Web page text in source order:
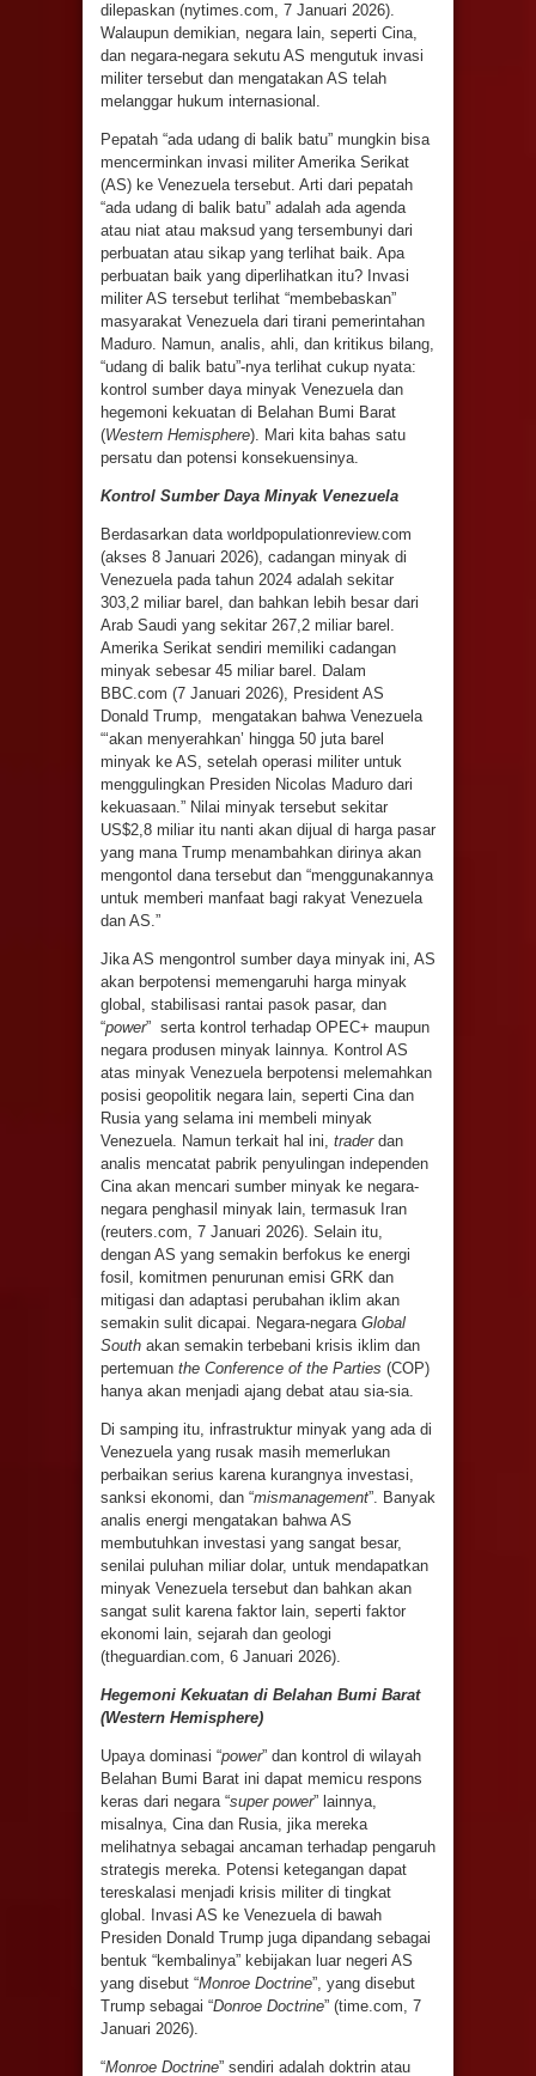
dilepaskan (nytimes.com, 7 Januari 2026).
Walaupun demikian, negara lain, seperti Cina,
dan negara-negara sekutu AS mengutuk invasi
militer tersebut dan mengatakan AS telah
melanggar hukum internasional.
Pepatah “ada udang di balik batu” mungkin bisa
mencerminkan invasi militer Amerika Serikat
(AS) ke Venezuela tersebut. Arti dari pepatah
“ada udang di balik batu” adalah ada agenda
atau niat atau maksud yang tersembunyi dari
perbuatan atau sikap yang terlihat baik. Apa
perbuatan baik yang diperlihatkan itu? Invasi
militer AS tersebut terlihat “membebaskan”
masyarakat Venezuela dari tirani pemerintahan
Maduro. Namun, analis, ahli, dan kritikus bilang,
“udang di balik batu”-nya terlihat cukup nyata:
kontrol sumber daya minyak Venezuela dan
hegemoni kekuatan di Belahan Bumi Barat
(Western Hemisphere). Mari kita bahas satu
persatu dan potensi konsekuensinya.
Kontrol Sumber Daya Minyak Venezuela
Berdasarkan data worldpopulationreview.com
(akses 8 Januari 2026), cadangan minyak di
Venezuela pada tahun 2024 adalah sekitar
303,2 miliar barel, dan bahkan lebih besar dari
Arab Saudi yang sekitar 267,2 miliar barel.
Amerika Serikat sendiri memiliki cadangan
minyak sebesar 45 miliar barel. Dalam
BBC.com (7 Januari 2026), President AS
Donald Trump, mengatakan bahwa Venezuela
“‘akan menyerahkan’ hingga 50 juta barel
minyak ke AS, setelah operasi militer untuk
menggulingkan Presiden Nicolas Maduro dari
kekuasaan.” Nilai minyak tersebut sekitar
US$2,8 miliar itu nanti akan dijual di harga pasar
yang mana Trump menambahkan dirinya akan
mengontol dana tersebut dan “menggunakannya
untuk memberi manfaat bagi rakyat Venezuela
dan AS.”
Jika AS mengontrol sumber daya minyak ini, AS
akan berpotensi memengaruhi harga minyak
global, stabilisasi rantai pasok pasar, dan
“power” serta kontrol terhadap OPEC+ maupun
negara produsen minyak lainnya. Kontrol AS
atas minyak Venezuela berpotensi melemahkan
posisi geopolitik negara lain, seperti Cina dan
Rusia yang selama ini membeli minyak
Venezuela. Namun terkait hal ini, traderdan
analis mencatat pabrik penyulingan independen
Cina akan mencari sumber minyak ke negara-
negara penghasil minyak lain, termasuk Iran
(reuters.com, 7 Januari 2026). Selain itu,
dengan AS yang semakin berfokus ke energi
fosil, komitmen penurunan emisi GRK dan
mitigasi dan adaptasi perubahan iklim akan
semakin sulit dicapai. Negara-negara Global
South akan semakin terbebani krisis iklim dan
pertemuan the Conference of the Parties (COP)
hanya akan menjadi ajang debat atau sia-sia.
Di samping itu, infrastruktur minyak yang ada di
Venezuela yang rusak masih memerlukan
perbaikan serius karena kurangnya investasi,
sanksi ekonomi, dan “mismanagement”. Banyak
analis energi mengatakan bahwa AS
membutuhkan investasi yang sangat besar,
senilai puluhan miliar dolar, untuk mendapatkan
minyak Venezuela tersebut dan bahkan akan
sangat sulit karena faktor lain, seperti faktor
ekonomi lain, sejarah dan geologi
(theguardian.com, 6 Januari 2026).
Hegemoni Kekuatan di Belahan Bumi Barat
(Western Hemisphere)
Upaya dominasi “power” dan kontrol di wilayah
Belahan Bumi Barat ini dapat memicu respons
keras dari negara “super power” lainnya,
misalnya, Cina dan Rusia, jika mereka
melihatnya sebagai ancaman terhadap pengaruh
strategis mereka. Potensi ketegangan dapat
tereskalasi menjadi krisis militer di tingkat
global. Invasi AS ke Venezuela di bawah
Presiden Donald Trump juga dipandang sebagai
bentuk “kembalinya” kebijakan luar negeri AS
yang disebut “Monroe Doctrine”, yang disebut
Trump sebagai “Donroe Doctrine” (time.com, 7
Januari 2026).
“Monroe Doctrine” sendiri adalah doktrin atau